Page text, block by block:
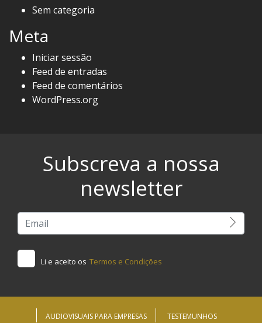
Sem categoria
Meta
Iniciar sessão
Feed de entradas
Feed de comentários
WordPress.org
Subscreva a nossa
newsletter
Li e aceito os Termos e Condições
AUDIOVISUAIS PARA EMPRESAS TESTEMUNHOS